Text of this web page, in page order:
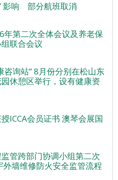
影响 部分航班取消
第二次全体会议及养老保
联合会议
咨询站” 8月份分别在松山东
休憩区举行，设有健康资
ICCA会员证书 澳琴会展国
管跨部门协调小组第二次
墙维修防火安全监管流程